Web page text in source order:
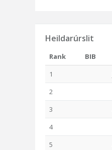
Heildarúrslit
Rank BIB
1
2
3
4
5